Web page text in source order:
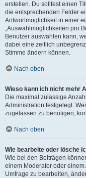
erstellen. Du solltest einen
die entsprechenden Felder
Antwortmöglichkeit in einer
„Auswahlmöglichkeiten pro
Benutzer auswählen kann,
dabei eine zeitlich
Stimme ändern können.
Nach oben
Wieso kann ich nicht mehr
Die maximal zulässige
Administration festgelegt.
zugelassen zu benötigen,
Nach oben
Wie bearbeite oder lösche
Wie bei den Beiträgen
einem Moderator oder
Umfrage zu bearbeiten,